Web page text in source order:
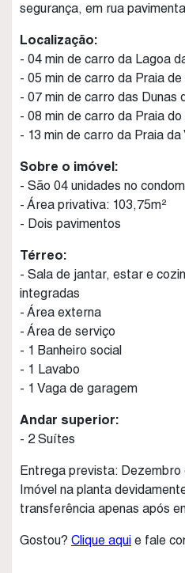
segurança, em rua
Localização:
- 04 min de carro da Lagoa
- 05 min de carro da Praia
- 07 min de carro das Dunas
- 08 min de carro da Praia do
- 13 min de carro da Praia da
Sobre o imóvel:
- São 04 unidades no
- Área privativa: 103,75m²
- Dois pavimentos
Térreo:
- Sala de jantar, estar e
integradas
- Área externa
- Área de serviço
- 1 Banheiro social
- 1 Lavabo
- 1 Vaga de garagem
Andar superior:
- 2 Suítes
Entrega prevista: Dezembro
Imóvel na planta
transferência apenas após
Gostou? Clique aqui e fale